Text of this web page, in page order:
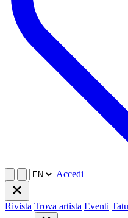
Accedi
Rivista Trova artista Eventi